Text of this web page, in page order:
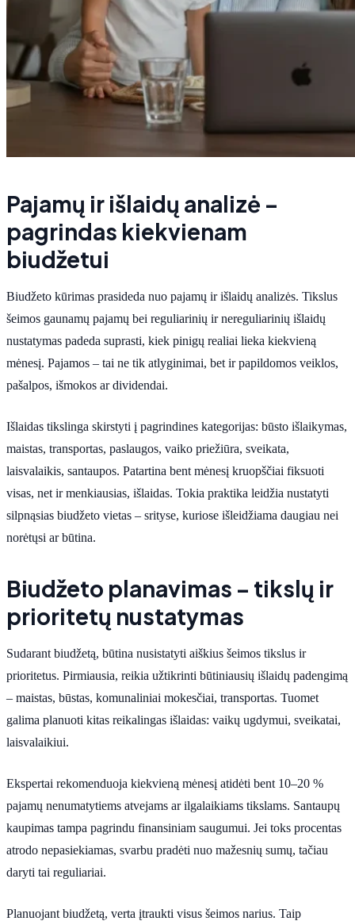
Pajamų ir išlaidų analizė –
pagrindas kiekvienam
biudžetui
Biudžeto kūrimas prasideda nuo pajamų ir išlaidų analizės. Tikslus
šeimos gaunamų pajamų bei reguliarinių ir nereguliarinių išlaidų
nustatymas padeda suprasti, kiek pinigų realiai lieka kiekvieną
mėnesį. Pajamos – tai ne tik atlyginimai, bet ir papildomos veiklos,
pašalpos, išmokos ar dividendai.
Išlaidas tikslinga skirstyti į pagrindines kategorijas: būsto išlaikymas,
maistas, transportas, paslaugos, vaiko priežiūra, sveikata,
laisvalaikis, santaupos. Patartina bent mėnesį kruopščiai fiksuoti
visas, net ir menkiausias, išlaidas. Tokia praktika leidžia nustatyti
silpnąsias biudžeto vietas – srityse, kuriose išleidžiama daugiau nei
norėtųsi ar būtina.
Biudžeto planavimas – tikslų ir
prioritetų nustatymas
Sudarant biudžetą, būtina nusistatyti aiškius šeimos tikslus ir
prioritetus. Pirmiausia, reikia užtikrinti būtiniausių išlaidų padengimą
– maistas, būstas, komunaliniai mokesčiai, transportas. Tuomet
galima planuoti kitas reikalingas išlaidas: vaikų ugdymui, sveikatai,
laisvalaikiui.
Ekspertai rekomenduoja kiekvieną mėnesį atidėti bent 10–20 %
pajamų nenumatytiems atvejams ar ilgalaikiams tikslams. Santaupų
kaupimas tampa pagrindu finansiniam saugumui. Jei toks procentas
atrodo nepasiekiamas, svarbu pradėti nuo mažesnių sumų, tačiau
daryti tai reguliariai.
Planuojant biudžetą, verta įtraukti visus šeimos narius. Taip